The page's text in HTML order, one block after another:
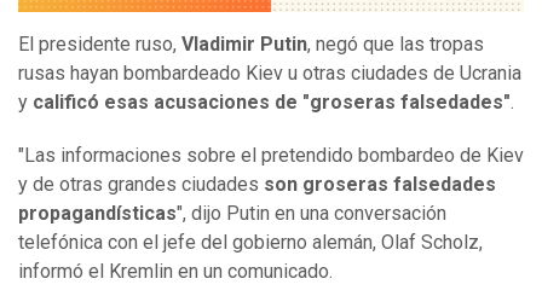
El presidente ruso, Vladimir Putin, negó que las tropas
rusas hayan bombardeado Kiev u otras ciudades de Ucrania
y calificó esas acusaciones de "groseras falsedades".
"Las informaciones sobre el pretendido bombardeo de Kiev
y de otras grandes ciudades son groseras falsedades
propagandísticas", dijo Putin en una conversación
telefónica con el jefe del gobierno alemán, Olaf Scholz,
informó el Kremlin en un comunicado.